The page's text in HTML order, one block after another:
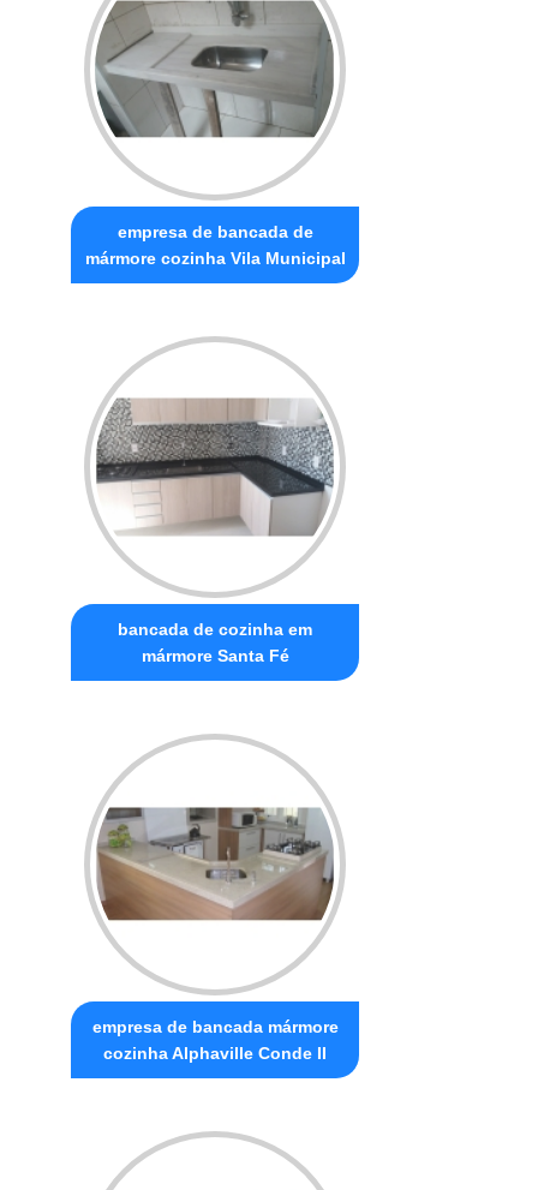
empresa de bancada de
mármore cozinha Vila Municipal
bancada de cozinha em
mármore Santa Fé
empresa de bancada mármore
cozinha Alphaville Conde II